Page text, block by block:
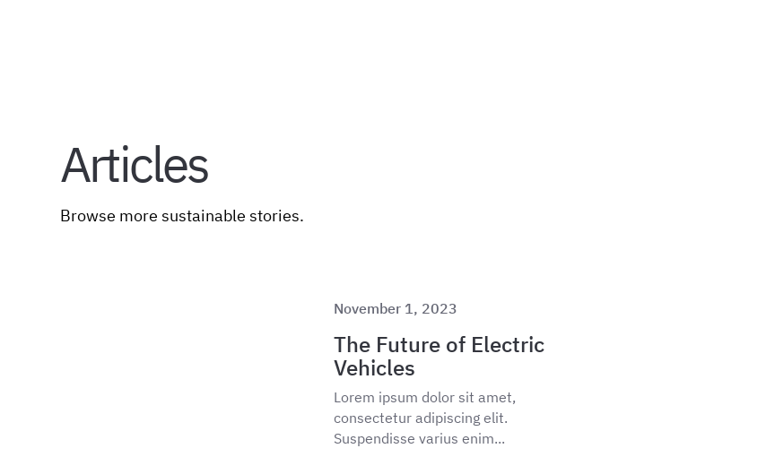
Articles
Browse more sustainable stories.
November 1, 2023
The Future of Electric
Vehicles
Lorem ipsum dolor sit amet,
consectetur adipiscing elit.
Suspendisse varius enim...